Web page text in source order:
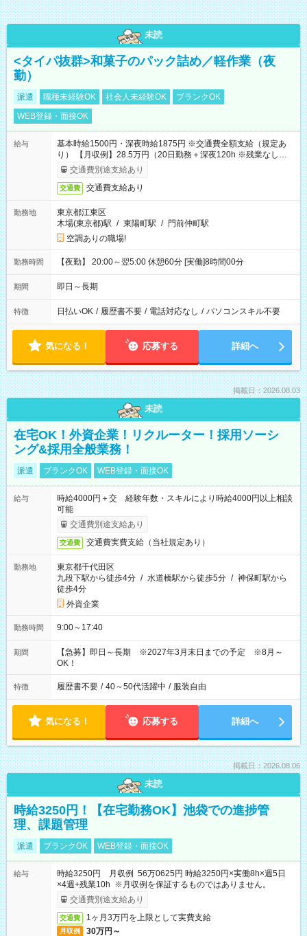
未読
<タイパ抜群>和菓子のパック詰め／軽作業（夜
勤）
派遣 職種未経験OK 社会人未経験OK
ブランクOK
WEB登録・面接OK
給与
基本時給1500円・深夜時給1875円 ※交通費全額支給（規定あ
り） 【月収例】28.5万円（20日勤務＋深夜120h ※残業なしの場
合）交通費別途支給あり
交通費 交通費支給あり
勤務地
東京都江東区
木場(東京都)駅 / 東陽町駅 / 門前仲町駅
空調ありの職場!
勤務時間 【夜勤】 20:00～翌5:00 休憩60分 [実働]8時間00分
期間 即日～長期
特徴 日払いOK / 履歴書不要 / 電話対応なし / パソコンスキル不要
気になる！ 応募する 詳細へ
掲載日：2026.08.03
未読
在宅OK！外資企業！リクルーター！採用ソーシ
ング&採用全般業務！
派遣 ブランクOK WEB登録・面接OK
給与
時給4000円＋交 経験年数・スキルにより時給4000円以上相談
可能
交通費別途支給あり
交通費 交通費実費支給（当社規定あり）
勤務地
東京都千代田区
九段下駅から徒歩4分 / 水道橋駅から徒歩5分 / 神保町駅から
徒歩4分
外資企業
勤務時間 9:00～17:40
期間
【急募】即日～長期 ※2027年3月末日までの予定 ※8月～
OK！
特徴 履歴書不要 / 40～50代活躍中 / 服装自由
気になる！ 応募する 詳細へ
掲載日：2026.08.06
未読
時給3250円！【在宅勤務OK】池袋での進捗管
理、課題管理
派遣 ブランクOK WEB登録・面接OK
給与
時給3250円 月収例 56万0625円 時給3250円×実働8h×週5日
×4週+残業10h ※月収例を保証するものではありません。
交通費別途支給あり
交通費 1ヶ月3万円を上限として実費支給
月収例 30万円～